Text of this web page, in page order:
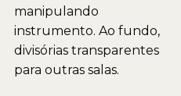
manipulando
instrumento. Ao fundo,
divisórias transparentes
para outras salas.